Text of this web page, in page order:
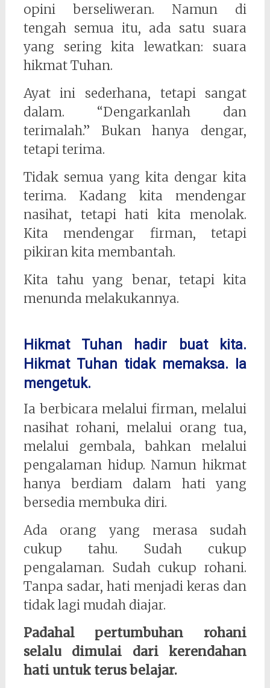
opini berseliweran. Namun di
tengah semua itu, ada satu suara
yang sering kita lewatkan: suara
hikmat Tuhan.
Ayat ini sederhana, tetapi sangat
dalam. “Dengarkanlah dan
terimalah.” Bukan hanya dengar,
tetapi terima.
Tidak semua yang kita dengar kita
terima. Kadang kita mendengar
nasihat, tetapi hati kita menolak.
Kita mendengar firman, tetapi
pikiran kita membantah.
Kita tahu yang benar, tetapi kita
menunda melakukannya.
Hikmat Tuhan hadir buat kita.
Hikmat Tuhan tidak memaksa. Ia
mengetuk.
Ia berbicara melalui firman, melalui
nasihat rohani, melalui orang tua,
melalui gembala, bahkan melalui
pengalaman hidup. Namun hikmat
hanya berdiam dalam hati yang
bersedia membuka diri.
Ada orang yang merasa sudah
cukup tahu. Sudah cukup
pengalaman. Sudah cukup rohani.
Tanpa sadar, hati menjadi keras dan
tidak lagi mudah diajar.
Padahal pertumbuhan rohani
selalu dimulai dari kerendahan
hati untuk terus belajar.